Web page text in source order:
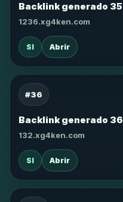
Backlink generado 35
1236.xg4ken.com
SI Abrir
#36
Backlink generado 36
132.xg4ken.com
SI Abrir